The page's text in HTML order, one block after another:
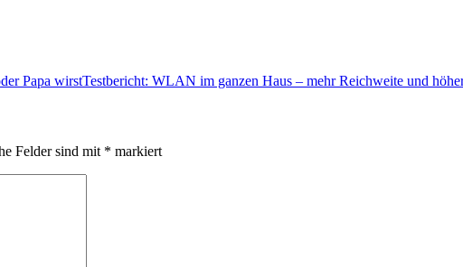
Papa wirstTestbericht: WLAN im ganzen Haus – mehr Reichweite und
Felder sind mit * markiert